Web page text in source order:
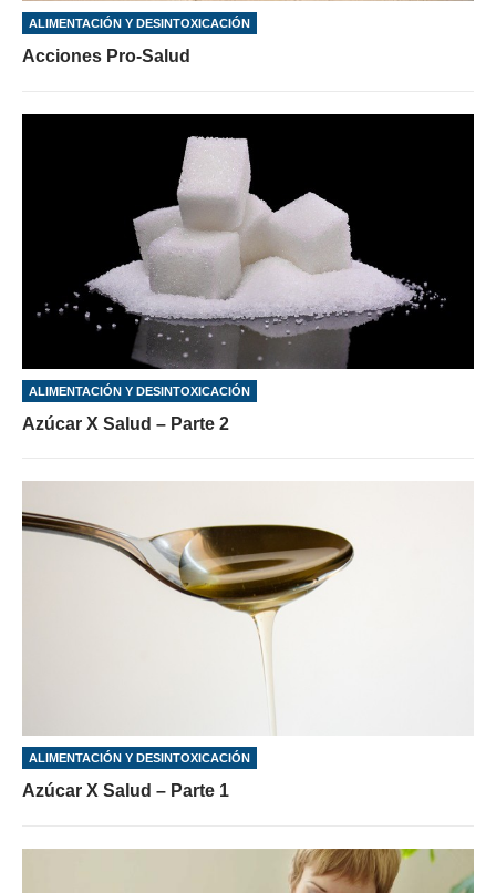
ALIMENTACIÓN Y DESINTOXICACIÓN
Acciones Pro-Salud
ALIMENTACIÓN Y DESINTOXICACIÓN
Azúcar X Salud – Parte 2
ALIMENTACIÓN Y DESINTOXICACIÓN
Azúcar X Salud – Parte 1